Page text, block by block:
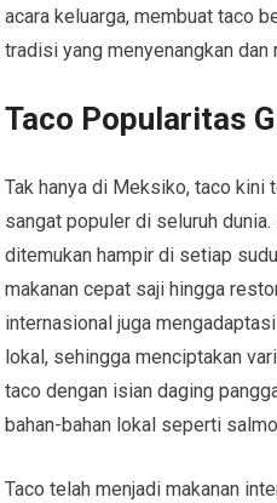
acara keluarga, membuat taco
tradisi yang menyenangkan dan
Taco Popularitas
Tak hanya di Meksiko, taco kini
sangat populer di seluruh
ditemukan hampir di setiap
makanan cepat saji hingga
internasional juga
lokal, sehingga menciptakan
taco dengan isian daging
bahan-bahan lokal seperti
Taco telah menjadi makanan